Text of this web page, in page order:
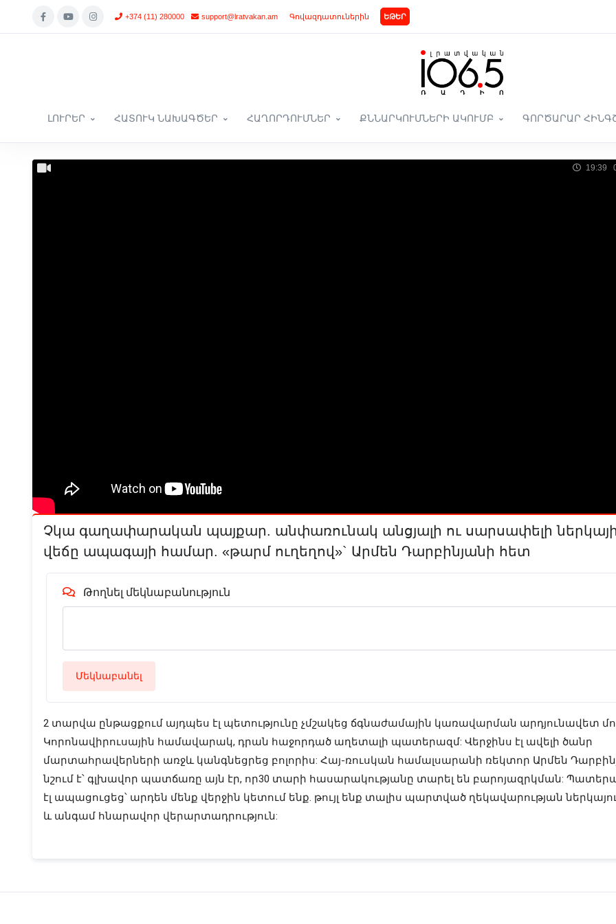
+374 (11) 280000 support@lratvakan.am Գովազդատուներին ԵԹԵՐ
ԼՈՒՐԵՐ ՀԱՏՈՒԿ ՆԱԽԱԳԾԵՐ ՀԱՂՈՐԴՈՒՄՆԵՐ ՔՆՆԱՐԿՈՒՄՆԵՐԻ ԱԿՈՒՄԲ ԳՈՐԾԱՐԱՐ
19:39
Չկա գաղափարական պայքար. անփառունակ անցյալի ու սարսափելի
վեճը ապագայի համար. «թարմ ուղեղով»` Արմեն Դարբինյանի հետ
Թողնել մեկնաբանություն
Մեկնաբանել
2 տարվա ընթացքում այդպես էլ պետությունը չմշակեց ճգնաժամային կառավարման արդյունավետ
Կորոնավիրուսային համավարակ, դրան հաջորդած աղետալի պատերազմ: Վերջինս էլ ավելի ծանր
մարտահրավերների առջև կանգնեցրեց բոլորիս: Հայ-ռուսկան համալսարանի ռեկտոր Արմեն
նշում է՝ գլխավոր պատճառը այն էր, որ30 տարի հասարակությանը տարել են բարոյազրկման:
էլ ապացուցեց՝ արդեն մենք վերջին կետում ենք. թույլ ենք տալիս պարտված ղեկավարության
և անգամ հնարավոր վերարտադրություն: